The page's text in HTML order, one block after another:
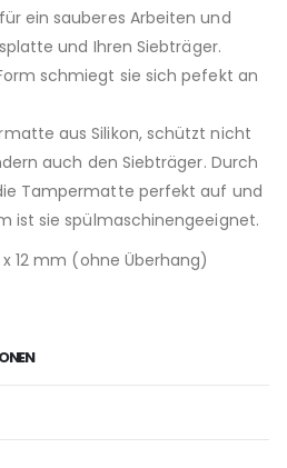
ein sauberes Arbeiten und
und Ihren Siebträger.
schmiegt sie sich pefekt an
aus Silikon, schützt nicht
auch den Siebträger. Durch
Tampermatte perfekt auf und
ist sie spülmaschinengeeignet.
x 12 mm (ohne Überhang)